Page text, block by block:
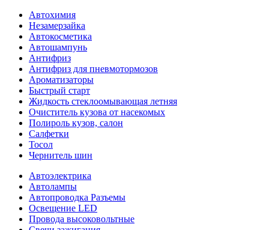
Автохимия
Незамерзайка
Автокосметика
Автошампунь
Антифриз
Антифриз для пневмотормозов
Ароматизаторы
Быстрый старт
Жидкость стеклоомывающая летняя
Очиститель кузова от насекомых
Полироль кузов, салон
Салфетки
Тосол
Чернитель шин
Автоэлектрика
Автолампы
Автопроводка Разъемы
Освещение LED
Провода высоковольтные